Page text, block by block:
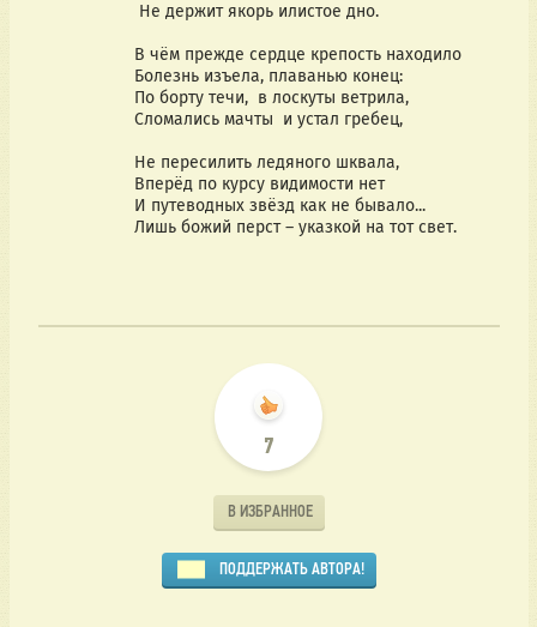
                     Не держит якорь илистое дно.
                    В чём прежде сердце крепость находило
                    Болезнь изъела, плаванью конец:
                    По борту течи,  в лоскуты ветрила,
                    Сломались мачты  и устал гребец,
                    Не пересилить ледяного шквала,
                    Вперёд по курсу видимости нет
                    И путеводных звёзд как не бывало...
                    Лишь божий перст – указкой на тот свет.
7
В ИЗБРАННОЕ
ПОДДЕРЖАТЬ АВТОРА!